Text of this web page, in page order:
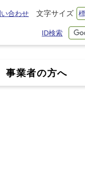
合わせ 文字サイズ
ID検索
事業者の方へ